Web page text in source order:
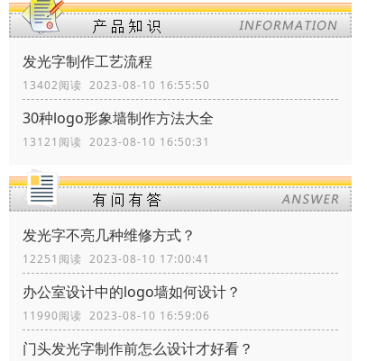
发光字制作工艺流程
13402阅读 2023-08-10 16:55:50
30种logo形象墙制作方法大全
13121阅读 2023-08-10 16:50:31
发光字不亮几种维修方式？
12251阅读 2023-08-10 17:00:41
办公室设计中的logo墙如何设计？
11990阅读 2023-08-10 16:59:06
门头发光字制作前怎么设计才好看？